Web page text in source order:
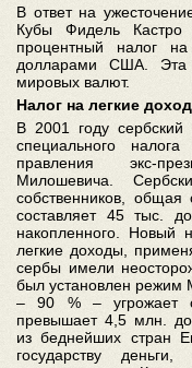
В ответ на
Кубы Фидель
процентный налог
долларами США. Эта
мировых валют.
Налог на легкие
В 2001 году сербский
специального
правления экс-
Милошевича.
собственников,
составляет 45 тыс.
накопленного. Новый
легкие доходы,
сербы имели
был установлен режим
– 90 % – угрожает
превышает 4,5 млн.
из беднейших стран
государству